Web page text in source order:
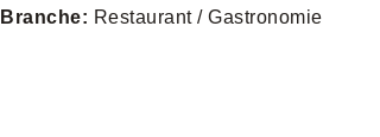
Branche: Restaurant / Gastronomie